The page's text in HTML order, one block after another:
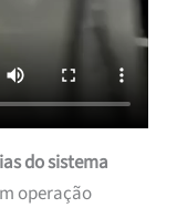
do sistema
operação